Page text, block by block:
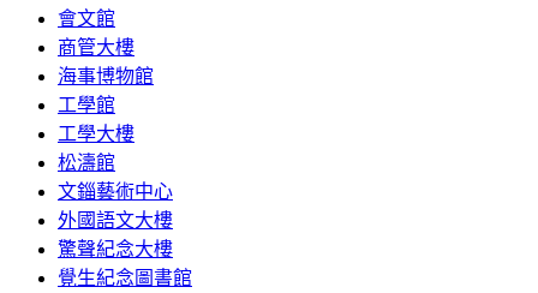
會文館
商管大樓
海事博物館
工學館
工學大樓
松濤館
文錙藝術中心
外國語文大樓
驚聲紀念大樓
覺生紀念圖書館